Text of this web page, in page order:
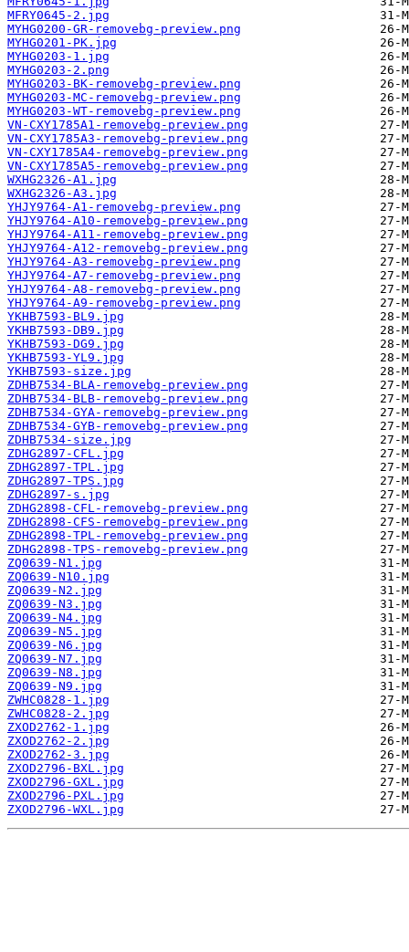
MFRY0645-2.jpg
MYHG0200-GR-removebg-preview.png
MYHG0201-PK.jpg
MYHG0203-1.jpg
MYHG0203-2.png
MYHG0203-BK-removebg-preview.png
MYHG0203-MC-removebg-preview.png
MYHG0203-WT-removebg-preview.png
VN-CXY1785A1-removebg-preview.png
VN-CXY1785A3-removebg-preview.png
VN-CXY1785A4-removebg-preview.png
VN-CXY1785A5-removebg-preview.png
WXHG2326-A1.jpg
WXHG2326-A3.jpg
YHJY9764-A1-removebg-preview.png
YHJY9764-A10-removebg-preview.png
YHJY9764-A11-removebg-preview.png
YHJY9764-A12-removebg-preview.png
YHJY9764-A3-removebg-preview.png
YHJY9764-A7-removebg-preview.png
YHJY9764-A8-removebg-preview.png
YHJY9764-A9-removebg-preview.png
YKHB7593-BL9.jpg
YKHB7593-DB9.jpg
YKHB7593-DG9.jpg
YKHB7593-YL9.jpg
YKHB7593-size.jpg
ZDHB7534-BLA-removebg-preview.png
ZDHB7534-BLB-removebg-preview.png
ZDHB7534-GYA-removebg-preview.png
ZDHB7534-GYB-removebg-preview.png
ZDHB7534-size.jpg
ZDHG2897-CFL.jpg
ZDHG2897-TPL.jpg
ZDHG2897-TPS.jpg
ZDHG2897-s.jpg
ZDHG2898-CFL-removebg-preview.png
ZDHG2898-CFS-removebg-preview.png
ZDHG2898-TPL-removebg-preview.png
ZDHG2898-TPS-removebg-preview.png
ZQ0639-N1.jpg
ZQ0639-N10.jpg
ZQ0639-N2.jpg
ZQ0639-N3.jpg
ZQ0639-N4.jpg
ZQ0639-N5.jpg
ZQ0639-N6.jpg
ZQ0639-N7.jpg
ZQ0639-N8.jpg
ZQ0639-N9.jpg
ZWHC0828-1.jpg
ZWHC0828-2.jpg
ZXOD2762-1.jpg
ZXOD2762-2.jpg
ZXOD2762-3.jpg
ZXOD2796-BXL.jpg
ZXOD2796-GXL.jpg
ZXOD2796-PXL.jpg
ZXOD2796-WXL.jpg